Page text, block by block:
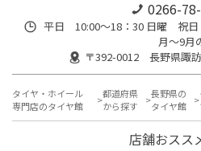
0266-
平日 10:00〜18：30 日曜 祝
月〜9月
〒392-0012 長野県諏
タイヤ・ホイール
専門店のタイヤ館
都道府県
から探す
長野県の
タイヤ館
店舗おスス